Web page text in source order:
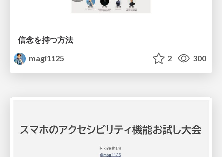
信念を持つ方法
magi1125
2 300